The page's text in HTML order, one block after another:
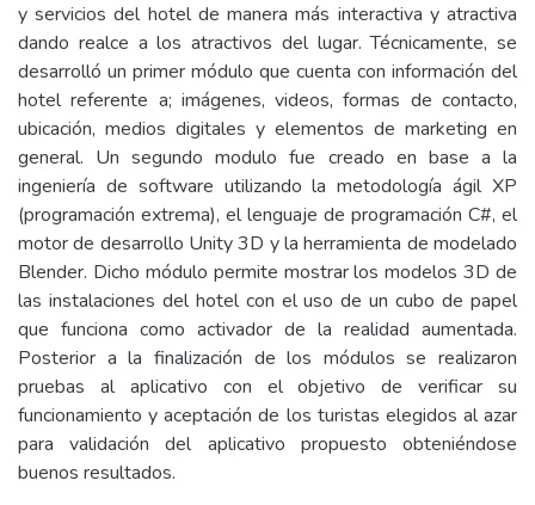
y servicios del hotel de manera más interactiva y atractiva
dando realce a los atractivos del lugar. Técnicamente, se
desarrolló un primer módulo que cuenta con información del
hotel referente a; imágenes, videos, formas de contacto,
ubicación, medios digitales y elementos de marketing en
general. Un segundo modulo fue creado en base a la
ingeniería de software utilizando la metodología ágil XP
(programación extrema), el lenguaje de programación C#, el
motor de desarrollo Unity 3D y la herramienta de modelado
Blender. Dicho módulo permite mostrar los modelos 3D de
las instalaciones del hotel con el uso de un cubo de papel
que funciona como activador de la realidad aumentada.
Posterior a la finalización de los módulos se realizaron
pruebas al aplicativo con el objetivo de verificar su
funcionamiento y aceptación de los turistas elegidos al azar
para validación del aplicativo propuesto obteniéndose
buenos resultados.